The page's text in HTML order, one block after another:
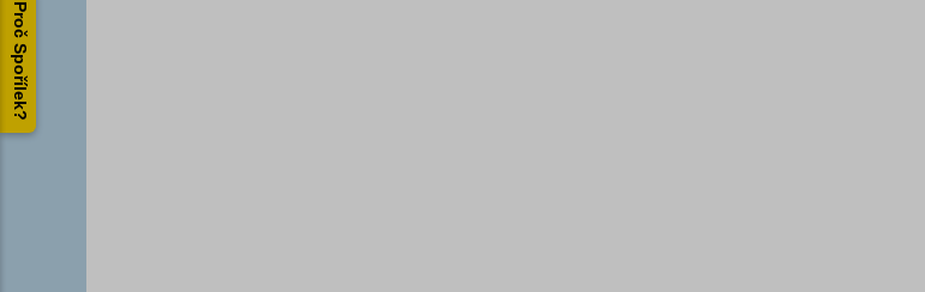
Proč Spořílek?